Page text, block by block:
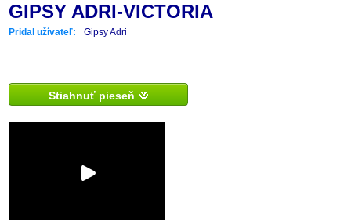
GIPSY ADRI-VICTORIA
Pridal užívateľ: Gipsy Adri
Stiahnuť pieseň